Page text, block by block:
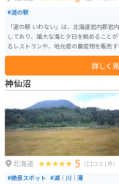
#道の駅
「道の駅 いわない」は、北海道岩内郡岩
しており、雄大な海と夕日を眺めることができます。 新鮮な
るレストランや、地元産の農産物を販売
町特産の「いわないタラ」は絶品で、お土産に
れる際は、駐車場から日本海を一望でき
ち寄ってみてください。周辺には、積丹
スポットも点在しており、ツーリングの
詳しく
神仙沼
北海道 5 （口コミ1件）
#絶景スポット #湖｜川｜滝